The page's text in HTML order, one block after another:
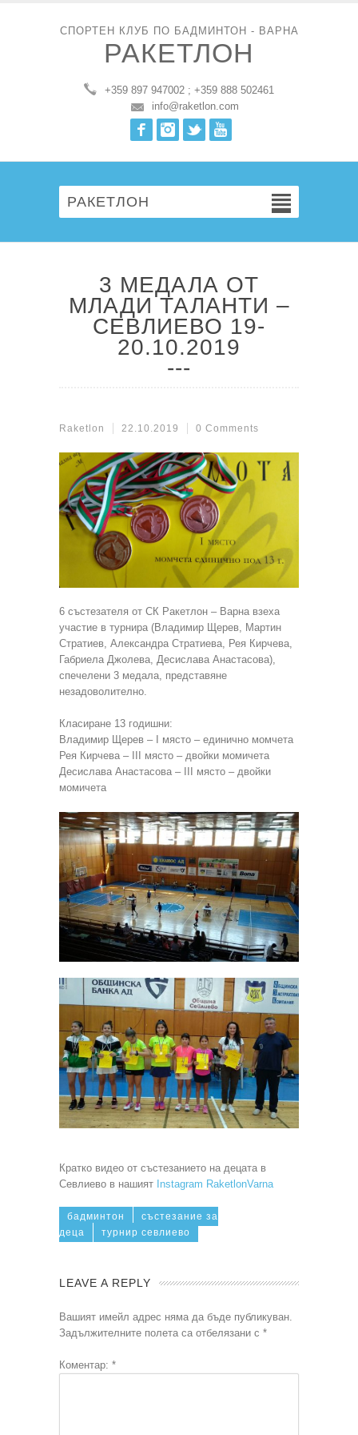
СПОРТЕН КЛУБ ПО БАДМИНТОН - ВАРНА
РАКЕТЛОН
+359 897 947002 ; +359 888 502461
info@raketlon.com
FacebookInstagram
Twitter
РАКЕТЛОН
3 МЕДАЛА ОТ
МЛАДИ ТАЛАНТИ –
СЕВЛИЕВО 19-
20.10.2019
Raketlon 22.10.2019 0 Comments
6 състезателя от СК Ракетлон – Варна взеха
участие в турнира (Владимир Щерев, Мартин
Стратиев, Александра Стратиева, Рея Кирчева,
Габриела Джолева, Десислава Анастасова),
спечелени 3 медала, представяне
незадоволително.
Класиране 13 годишни:
Владимир Щерев – I място – единично момчета
Рея Кирчева – III място – двойки момичета
Десислава Анастасова – III място – двойки
момичета
Кратко видео от състезанието на децата в
Севлиево в нашият Instagram RaketlonVarna
бадминтон
състезание за
деца
турнир севлиево
LEAVE A REPLY
Вашият имейл адрес няма да бъде публикуван.
Задължителните полета са отбелязани с *
Коментар: *